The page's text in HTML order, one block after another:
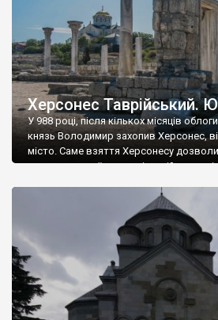
Херсонес Таврійський.
У 988 році, після кількох місяців
князь Володимир захопив Херсонес,
місто. Саме взяття Херсонесу
диктувати свої умови візантійському
Херсонесі Володимир-язичник, став
А потім було Хрещення Русі. На честь